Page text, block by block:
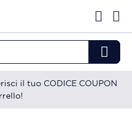
il tuo CODICE COUPON